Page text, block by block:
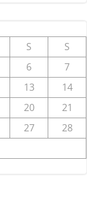
S
S
6
7
13
14
20
21
27
28